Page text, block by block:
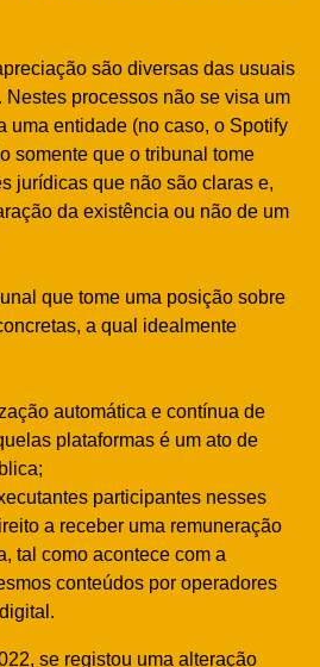
são diversas das usuais
processos não se visa um
uma entidade (no caso, o Spotify
somente que o tribunal tome
jurídicas que não são claras e,
da existência ou não de um
que tome uma posição sobre
a qual idealmente
automática e contínua de
plataformas é um ato de
participantes nesses
a receber uma remuneração
tal como acontece com a
conteúdos por operadores
se registou uma alteração